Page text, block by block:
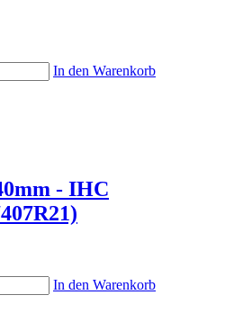
In den Warenkorb
- IHC
In den Warenkorb